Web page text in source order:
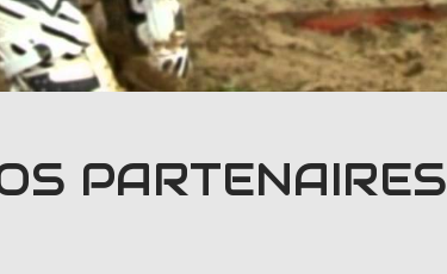
PARTENAIRES